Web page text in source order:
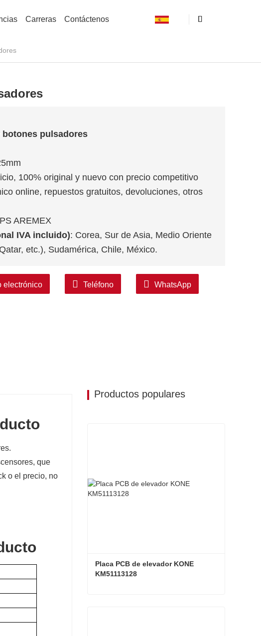
Carreras Contáctenos
botones pulsadores
100% original y nuevo con precio competitivo
online, repuestos gratuitos, devoluciones, otros
AREMEX
IVA incluido): Corea, Sur de Asia, Medio Oriente
etc.), Sudamérica, Chile, México.
electrónico Teléfono WhatsApp
que
o el precio, no
Productos populares
Placa PCB de elevador KONE
KM51113128